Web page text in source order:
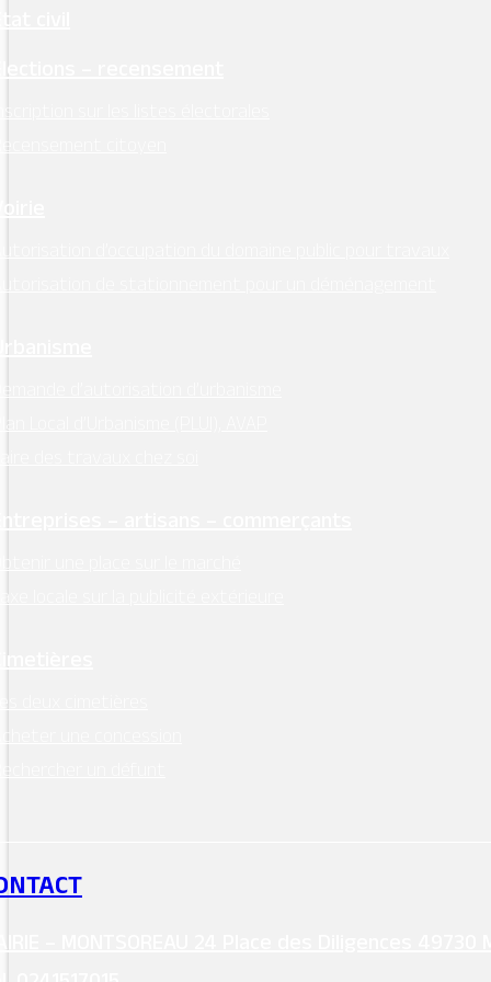
civil
– recensement
sur les listes électorales
citoyen
d’occupation du domaine public pour travaux
de stationnement pour un déménagement
d’autorisation d’urbanisme
Local d’Urbanisme (PLUI), AVAP
des travaux chez soi
– artisans – commerçants
une place sur le marché
locale sur la publicité extérieure
deux cimetières
une concession
un défunt
– MONTSOREAU 24 Place des Diligences